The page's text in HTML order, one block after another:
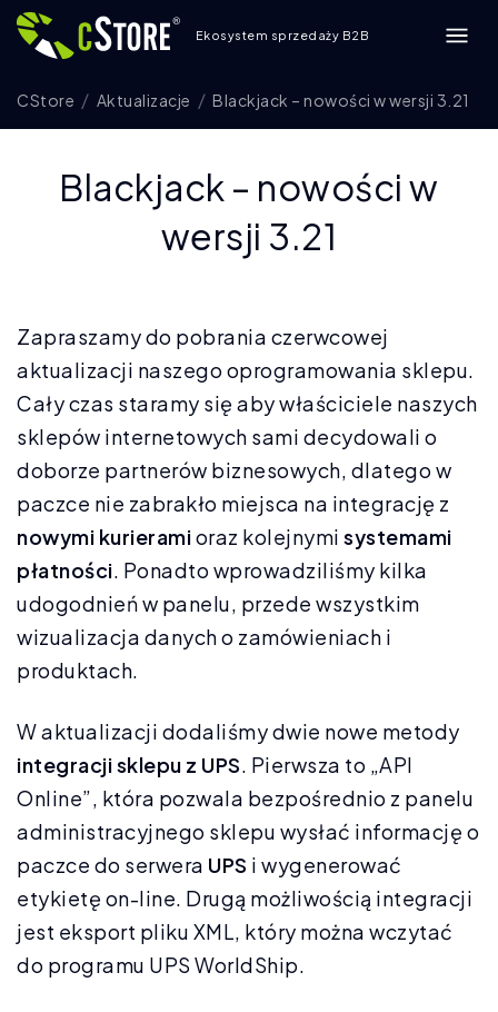
Ekosystem sprzedaży B2B
CStore Aktualizacje Blackjack – nowości w wersji 3.21
Blackjack – nowości w
wersji 3.21
Zapraszamy do pobrania czerwcowej
aktualizacji naszego oprogramowania sklepu.
Cały czas staramy się aby właściciele naszych
sklepów internetowych sami decydowali o
doborze partnerów biznesowych, dlatego w
paczce nie zabrakło miejsca na integrację z
nowymi kurieramioraz kolejnymi systemami
płatności. Ponadto wprowadziliśmy kilka
udogodnień w panelu, przede wszystkim
wizualizacja danych o zamówieniach i
produktach.
W aktualizacji dodaliśmy dwie nowe metody
integracji sklepu z UPS. Pierwsza to „API
Online”, która pozwala bezpośrednio z panelu
administracyjnego sklepu wysłać informację o
paczce do serwera UPS i wygenerować
etykietę on-line. Drugą możliwością integracji
jest eksport pliku XML, który można wczytać
do programu UPS WorldShip.